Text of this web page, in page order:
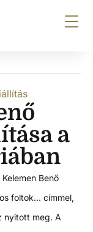
a
Benő
foltok… címmel,
nyitott meg. A